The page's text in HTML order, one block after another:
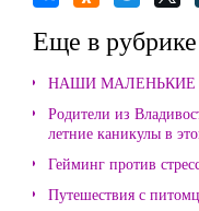
Еще в
НАШИ МАЛЕНЬКИЕ
Родители из
летние каникулы в
Гейминг против
Путешествия с